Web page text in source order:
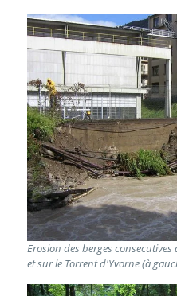
Erosion des berges consecutives
et sur le Torrent d'Yvorne (à